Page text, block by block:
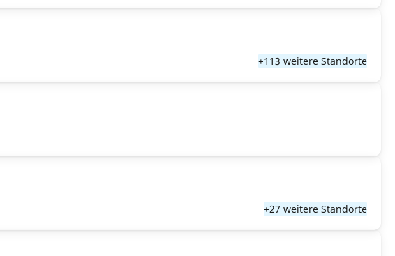
+113 weitere Standorte
+27 weitere Standorte